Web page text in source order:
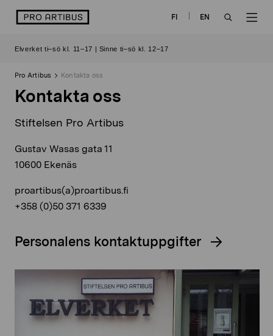
logo FI
EN
Elverket ti–sö kl. 11–17 | Sinne ti–sö kl. 12–17
Pro Artibus Kontakta oss
Kontakta oss
Stiftelsen Pro Artibus
Gustav Wasas gata 11
10600 Ekenäs
proartibus(a)proartibus.fi
+358 (0)50 371 6339
Personalens kontaktuppgifter